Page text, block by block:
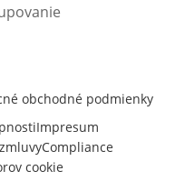
obchodné podmienky
Impresum
Compliance
cookie